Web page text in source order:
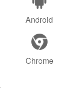
Android
Chrome